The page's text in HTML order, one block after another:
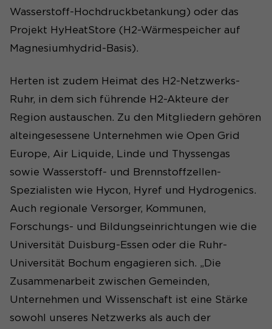
Wasserstoff-Hochdruckbetankung) oder das
Projekt HyHeatStore (H2-Wärmespeicher auf
Magnesiumhydrid-Basis).
Herten ist zudem Heimat des H2-Netzwerks-
Ruhr, in dem sich führende H2-Akteure der
Region austauschen. Zu den Mitgliedern gehören
alteingesessene Unternehmen wie Open Grid
Europe, Air Liquide, Linde und Thyssengas
sowie Wasserstoff- und Brennstoffzellen-
Spezialisten wie Hycon, Hyref und Hydrogenics.
Auch regionale Versorger, Kommunen,
Forschungs- und Bildungseinrichtungen wie die
Universität Duisburg-Essen oder die Ruhr-
Universität Bochum engagieren sich. „Die
Zusammenarbeit zwischen Gemeinden,
Unternehmen und Wissenschaft ist eine Stärke
sowohl unseres Netzwerks als auch der